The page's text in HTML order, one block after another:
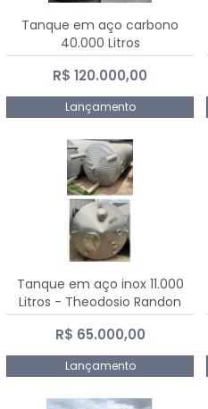
Tanque em aço carbono
40.000 Litros
R$ 120.000,00
Lançamento
Tanque em aço inox 11.000
Litros - Theodosio Randon
R$ 65.000,00
Lançamento